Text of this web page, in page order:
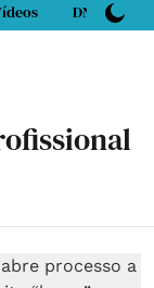
DN Sport